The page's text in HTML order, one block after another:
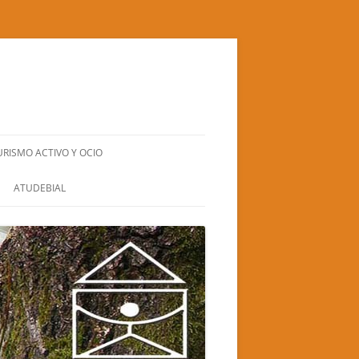
ACTIVO Y OCIO
BIERZO NATURA S.L.
GRAN RUFUS (TEATRO-CIRCO)
ATUDEBIAL